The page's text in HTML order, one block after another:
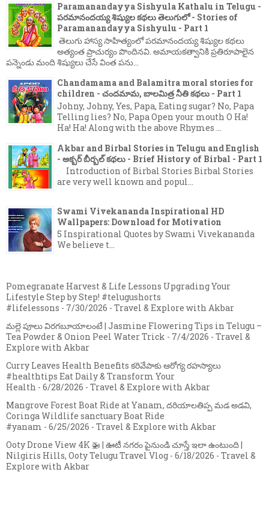
Paramanandayya Sishyula Kathalu in Telugu -
పరమానందయ్య శిష్యుల కథలు తెలుగులో - Stories of
Paramanandayya Sishyulu - Part 1
తెలుగు హాస్య సాహిత్యంలో పరమానందయ్య శిష్యుల కథలు
అత్యంత ప్రాచుర్యం పొందినవి. అమాయకత్వానికి ప్రతిరూపాలైన
పన్నెండు మంది శిష్యులు చేసే వింత పను...
Chandamama and Balamitra moral stories for
children - చందమామ, బాలమిత్ర నీతి కథలు - Part 1
Johny, Johny, Yes, Papa, Eating sugar? No, Papa
Telling lies? No, Papa Open your mouth O Ha!
Ha! Ha! Along with the above Rhymes ...
Akbar and Birbal Stories in Telugu and English
- అక్బర్ బీర్బల్ కథలు - Brief History of Birbal - Part 1
Introduction of Birbal Stories Birbal Stories
are very well known and popul...
Swami Vivekananda Inspirational HD
Wallpapers: Download for Motivation
5 Inspirational Quotes by Swami Vivekananda
We believe t...
Pomegranate Harvest & Life Lessons Upgrading Your
Lifestyle Step by Step! #telugushorts
#lifelessons - 7/30/2026 - Travel & Explore with Akbar
మల్లె పూలు విరగబూయాలంటే | Jasmine Flowering Tips in Telugu –
Tea Powder & Onion Peel Water Trick - 7/4/2026 - Travel &
Explore with Akbar
Curry Leaves Health Benefits కరివేపాకు ఆరోగ్య రహస్యాలు
#healthtips Eat Daily & Transform Your
Health - 6/28/2026 - Travel & Explore with Akbar
Mangrove Forest Boat Ride at Yanam, దరియాలతిప్ప మడ అడవి,
Coringa Wildlife sanctuary Boat Ride
#yanam - 6/25/2026 - Travel & Explore with Akbar
Ooty Drone View 4K 🚁 | ఊటీ నగరం పైనుండి చూస్తే ఇలా ఉంటుంది |
Nilgiris Hills, Ooty Telugu Travel Vlog - 6/18/2026 - Travel &
Explore with Akbar